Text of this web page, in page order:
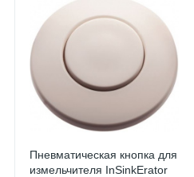
Пневматическая кнопка для
измельчителя InSinkErator